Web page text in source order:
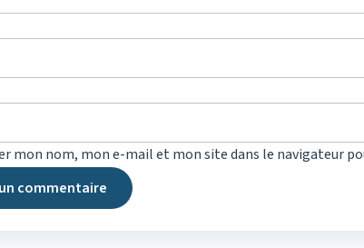
mon nom, mon e-mail et mon site dans le navigateur